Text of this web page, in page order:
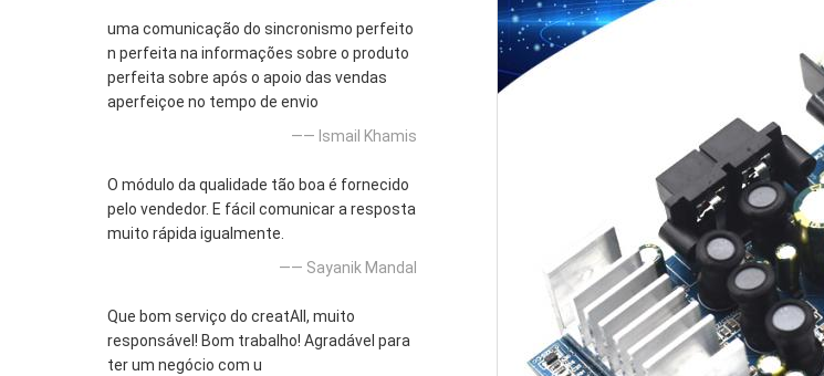
uma comunicação do sincronismo perfeito
n perfeita na informações sobre o produto
perfeita sobre após o apoio das vendas
aperfeiçoe no tempo de envio
—— Ismail Khamis
O módulo da qualidade tão boa é fornecido
pelo vendedor. E fácil comunicar a resposta
muito rápida igualmente.
—— Sayanik Mandal
Que bom serviço do creatAll, muito
responsável! Bom trabalho! Agradável para
ter um negócio com u